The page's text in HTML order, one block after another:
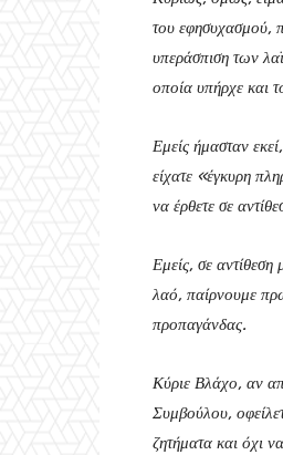
του εφησυχασμού,
υπεράσπιση των
οποία υπήρχε και
Εμείς ήμασταν
είχατε «έγκυρη
να έρθετε σε
Εμείς, σε
λαό, παίρνουμε
προπαγάνδας.
Κύριε Βλάχο, αν
Συμβούλου,
ζητήματα και όχι